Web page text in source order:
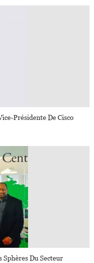
Présidente De Cisco
Sphères Du Secteur